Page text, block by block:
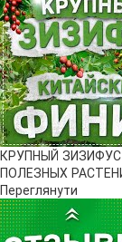
КРУПНЫЙ
ПОЛЕЗНЫХ
Переглянути